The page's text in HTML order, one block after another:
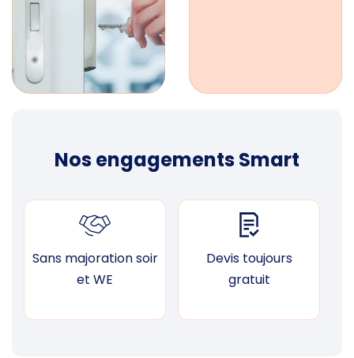
Nos engagements Smart
Sans majoration soir
et WE
Devis toujours
gratuit